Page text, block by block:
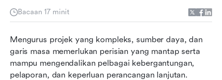
Bacaan 17 minit
Mengurus projek yang kompleks, sumber daya, dan
garis masa memerlukan perisian yang mantap serta
mampu mengendalikan pelbagai kebergantungan,
pelaporan, dan keperluan perancangan lanjutan.
Kelebihan dan kekurangan Microsoft Project
Microsoft Project
Temui Lark: Alternatif moden kepada Microsoft
Project